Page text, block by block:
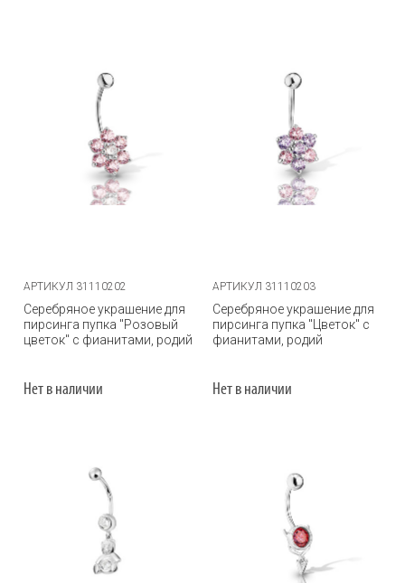
АРТИКУЛ 31110202
Серебряное украшение для
пирсинга пупка "Розовый
цветок" с фианитами, родий
Нет в наличии
АРТИКУЛ 31110203
Серебряное украшение для
пирсинга пупка "Цветок" с
фианитами, родий
Нет в наличии